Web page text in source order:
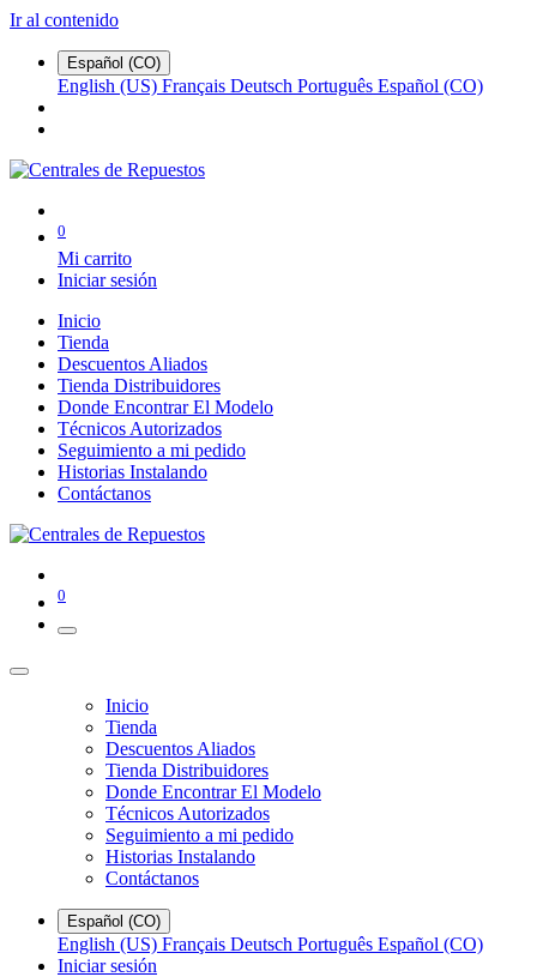
Ir al contenido
Español (CO)
English (US) Français Deutsch Português Español (CO)
0
Mi carrito
Iniciar sesión
Inicio
Tienda
Descuentos Aliados
Tienda Distribuidores
Donde Encontrar El Modelo
Técnicos Autorizados
Seguimiento a mi pedido
Historias Instalando
Contáctanos
0
Inicio
Tienda
Descuentos Aliados
Tienda Distribuidores
Donde Encontrar El Modelo
Técnicos Autorizados
Seguimiento a mi pedido
Historias Instalando
Contáctanos
Español (CO)
English (US) Français Deutsch Português Español (CO)
Iniciar sesión